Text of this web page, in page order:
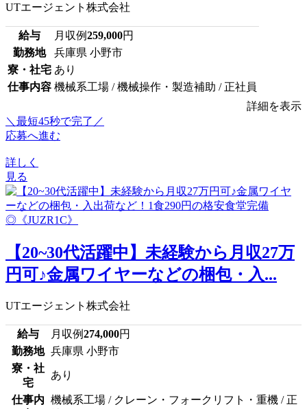
UTエージェント株式会社
給与 月収例259,000円
勤務地
兵庫県 小野市
寮・社宅 あり
仕事内容 機械系工場 / 機械操作・製造補助 / 正社員
詳細を表示
＼最短45秒で完了／
応募へ進む
詳しく
見る
【20~30代活躍中】未経験から月収27万
円可♪金属ワイヤーなどの梱包・入...
UTエージェント株式会社
給与 月収例274,000円
勤務地 兵庫県 小野市
寮・社
宅
あり
仕事内 機械系工場 / クレーン・フォークリフト・重機 / 正